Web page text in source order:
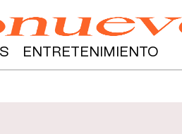
ENTRETENIMIENTO